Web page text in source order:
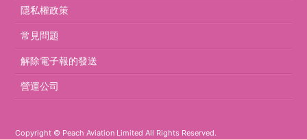
隱私權政策
常見問題
解除電子報的發送
營運公司
Copyright © Peach Aviation Limited All Rights Reserved.